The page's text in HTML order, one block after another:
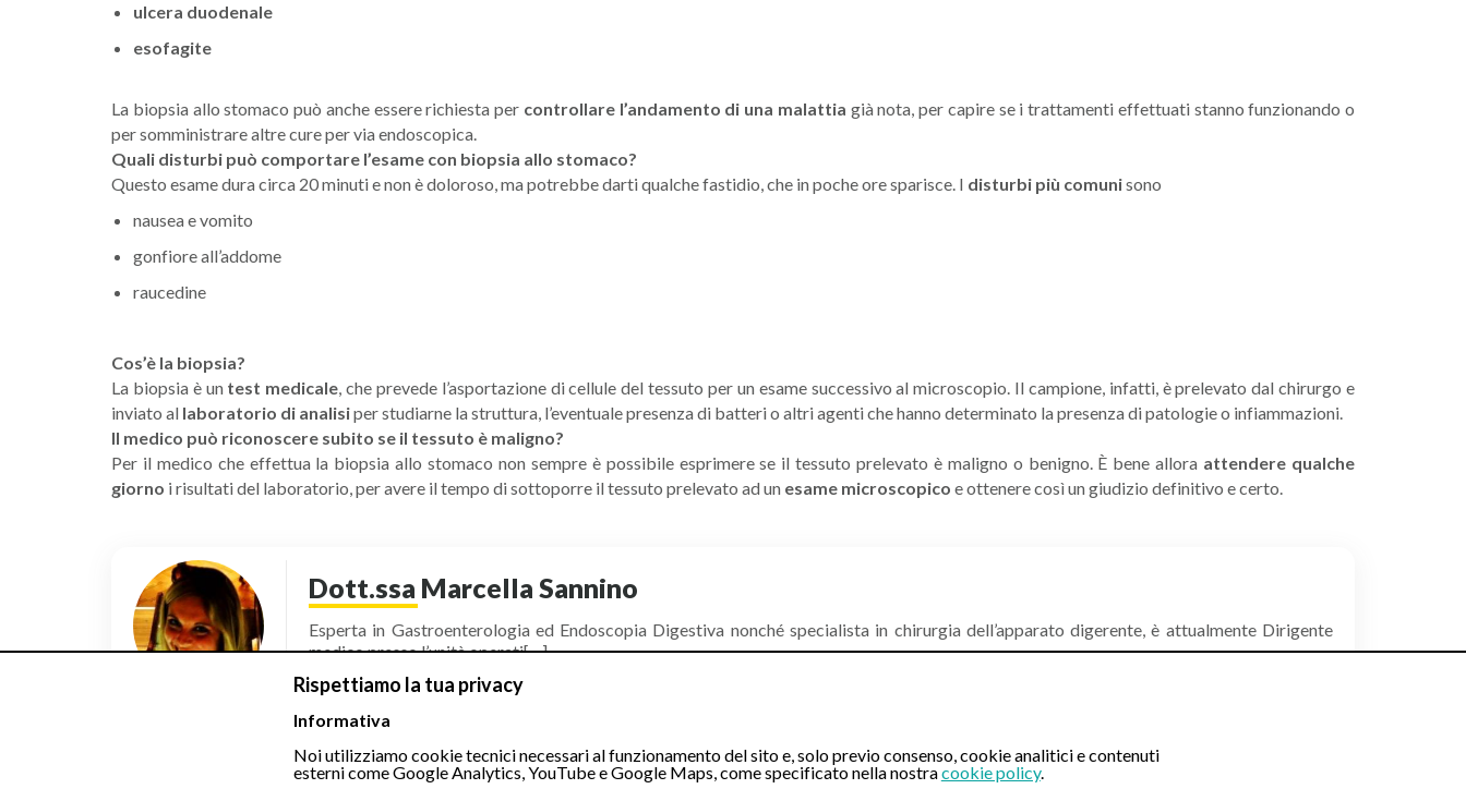
Rispettiamo la tua privacy
Informativa
Noi utilizziamo cookie tecnici necessari al funzionamento del sito e, solo previo consenso, cookie analitici e contenuti
esterni come Google Analytics, YouTube e Google Maps, come specificato nella nostracookie policy.
ulcera duodenale
esofagite
La biopsia allo stomaco può anche essere richiesta per controllare l’andamento di una malattia già nota, per capire se i trattamenti effettuati stanno funzionando o
per somministrare altre cure per via endoscopica.
Quali disturbi può comportare l’esame con biopsia allo stomaco?
Questo esame dura circa 20 minuti e non è doloroso, ma potrebbe darti qualche fastidio, che in poche ore sparisce. I disturbi più comunisono
nausea e vomito
gonfiore all’addome
raucedine
Cos’è la biopsia?
La biopsia è un test medicale, che prevede l’asportazione di cellule del tessuto per un esame successivo al microscopio. Il campione, infatti, è prelevato dal chirurgo e
inviato al laboratorio di analisiper studiarne la struttura, l’eventuale presenza di batteri o altri agenti che hanno determinato la presenza di patologie o infiammazioni.
Il medico può riconoscere subito se il tessuto è maligno?
Per il medico che effettua la biopsia allo stomaco non sempre è possibile esprimere se il tessuto prelevato è maligno o benigno. È bene allora attendere qualche
giorno i risultati del laboratorio, per avere il tempo di sottoporre il tessuto prelevato ad un esame microscopico e ottenere così un giudizio definitivo e certo.
Dott.ssa Marcella Sannino
Esperta in Gastroenterologia ed Endoscopia Digestiva nonché specialista in chirurgia dell’apparato digerente, è attualmente Dirigente
medico presso l’unità operati[…]
LEGGI
Foto del centro per la Gastroscopia Transnasale di Napoli – Monaldi